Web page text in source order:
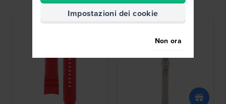
Impostazioni dei cookie
Non ora